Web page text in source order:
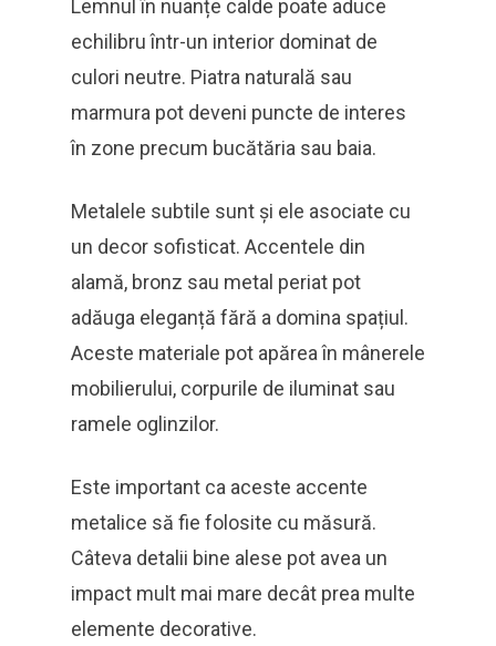
Lemnul în nuanțe calde poate aduce
echilibru într-un interior dominat de
culori neutre. Piatra naturală sau
marmura pot deveni puncte de interes
în zone precum bucătăria sau baia.
Metalele subtile sunt și ele asociate cu
un decor sofisticat. Accentele din
alamă, bronz sau metal periat pot
adăuga eleganță fără a domina spațiul.
Aceste materiale pot apărea în mânerele
mobilierului, corpurile de iluminat sau
ramele oglinzilor.
Este important ca aceste accente
metalice să fie folosite cu măsură.
Câteva detalii bine alese pot avea un
impact mult mai mare decât prea multe
elemente decorative.